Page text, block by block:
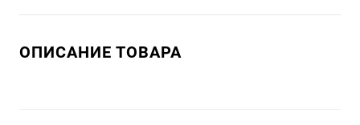
ОПИСАНИЕ ТОВАРА